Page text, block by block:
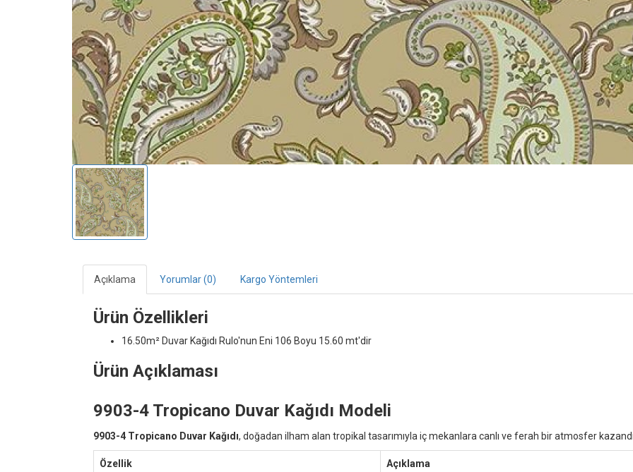
Açıklama Yorumlar (0) Kargo Yöntemleri
Ürün Özellikleri
16.50m² Duvar Kağıdı Rulo'nun Eni 106 Boyu 15.60 mt'dir
Ürün Açıklaması
9903-4 Tropicano Duvar Kağıdı Modeli
9903-4 Tropicano Duvar Kağıdı, doğadan ilham alan tropikal tasarımıyla iç mekanlara canlı ve ferah bir atmosfer
Özellik Açıklama